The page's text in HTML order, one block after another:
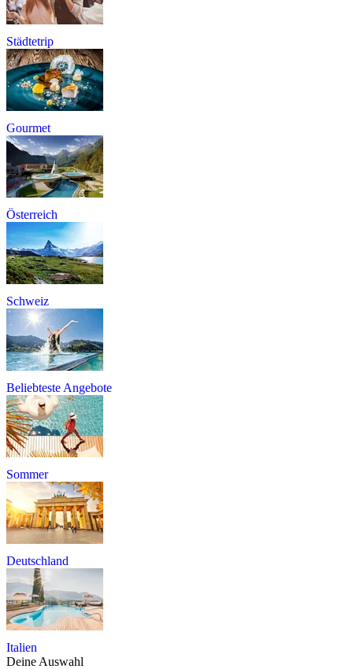
Städtetrip
Gourmet
Österreich
Schweiz
Beliebteste Angebote
Sommer
Deutschland
Italien
Deine Auswahl